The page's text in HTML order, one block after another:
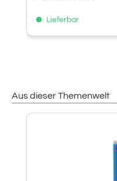
Lieferbar
Aus dieser Themenwelt
Produktgalerie überspringen